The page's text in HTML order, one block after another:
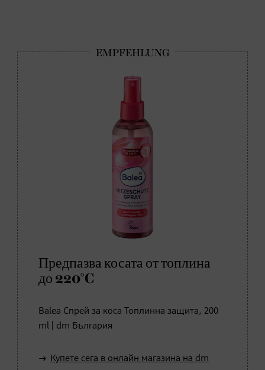
Предпазва косата от топлина
до 220°C
Balea Спрей за коса Топлинна защита, 200
ml | dm България
Купете сега в онлайн магазина на dm